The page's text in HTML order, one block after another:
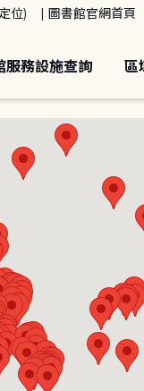
位) 圖書館官網首頁
服務設施查詢 區